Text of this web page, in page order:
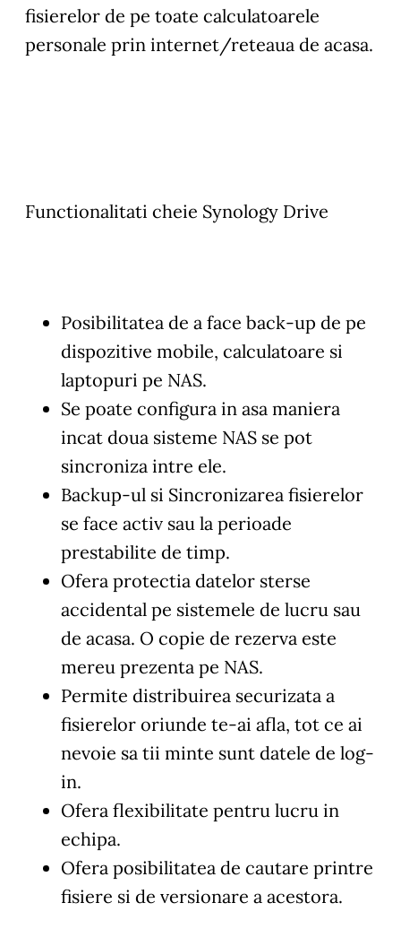
fisierelor de pe toate calculatoarele
personale prin internet/reteaua de acasa.
Functionalitati cheie Synology Drive
Posibilitatea de a face back-up de pe
dispozitive mobile, calculatoare si
laptopuri pe NAS.
Se poate configura in asa maniera
incat doua sisteme NAS se pot
sincroniza intre ele.
Backup-ul si Sincronizarea fisierelor
se face activ sau la perioade
prestabilite de timp.
Ofera protectia datelor sterse
accidental pe sistemele de lucru sau
de acasa. O copie de rezerva este
mereu prezenta pe NAS.
Permite distribuirea securizata a
fisierelor oriunde te-ai afla, tot ce ai
nevoie sa tii minte sunt datele de log-
in.
Ofera flexibilitate pentru lucru in
echipa.
Ofera posibilitatea de cautare printre
fisiere si de versionare a acestora.